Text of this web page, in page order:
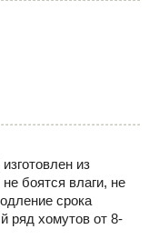
изготовлен из
боятся влаги, не
срока
ряд хомутов от 8-